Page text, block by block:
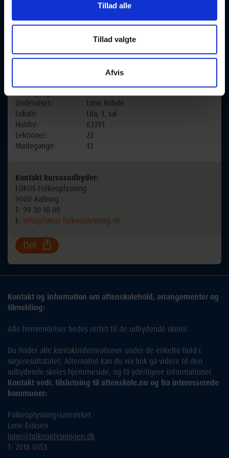
Tillad alle
Tillad valgte
Afvis
FOKUS, Strandvejen 19
Onsdag
Underviser:
Lone Rohde
Lokale:
Lila, 1. sal
Holdnr:
63391
Lektioner:
22
Mødegange:
13
Kontakt kursusudbyder:
FOKUS Folkeoplysning
9000 Aalborg
T: 99 30 10 00
E: info@fokus-folkeoplysning.dk
Del
Kontakt og information om aftenskolehold, arrangementer og
tilmelding:
Alle henvendelser bedes rettet til de udbydende skoler.
Du finder alle kontaktinformationer under de enkelte hold i
søgeresultatatet. Alternativt kan du via link gå videre til den
udbydende skoles hjemmeside, og få yderligere informationer.
Kontakt vedr. tilslutning til aftenskole.nu og fra interesserede
kommuner:
Folkeoplysningssamvirket
Lone Eriksen
lone@folkeoplysningen.dk
T: 2018 0353